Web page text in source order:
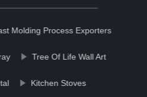
Molding Process Exporters
Tree Of Life Wall Art
Kitchen Stoves